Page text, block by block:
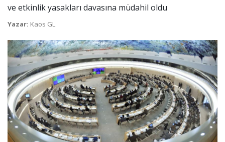
ve etkinlik yasakları davasına müdahil oldu
Yazar: Kaos GL